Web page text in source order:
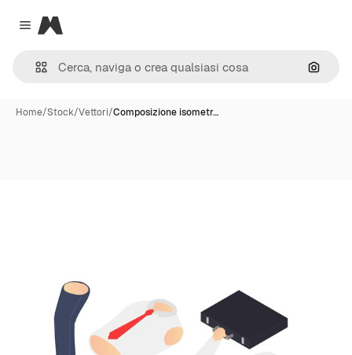
Close menu
Magnific
Cerca
Home/Stock/Vettori/Composizione isometr…